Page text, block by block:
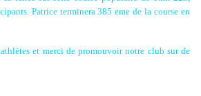
Patrice terminera 385 eme de la course en
et merci de promouvoir notre club sur de